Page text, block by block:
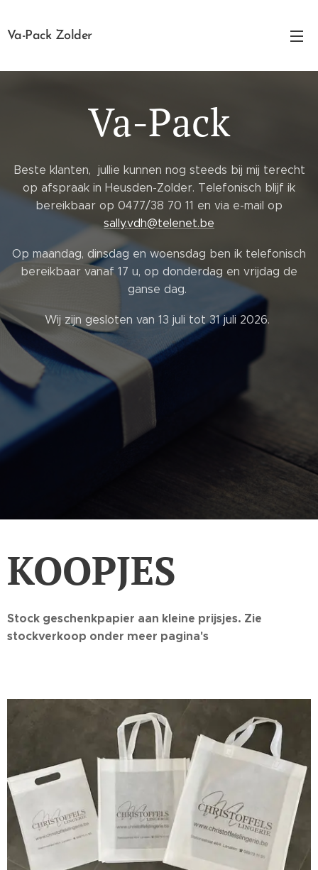
Va-Pack Zolder
Va-Pack
Beste klanten, jullie kunnen nog steeds bij mij terecht
op afspraak in Heusden-Zolder. Telefonisch blijf ik
bereikbaar op 0477/38 70 11 en via e-mail op
sally.vdh@telenet.be
Op maandag, dinsdag en woensdag ben ik telefonisch
bereikbaar vanaf 17 u, op donderdag en vrijdag de
ganse dag.
Wij zijn gesloten van 13 juli tot 31 juli 2026.
KOOPJES
Stock geschenkpapier aan kleine prijsjes. Zie
stockverkoop onder meer pagina's